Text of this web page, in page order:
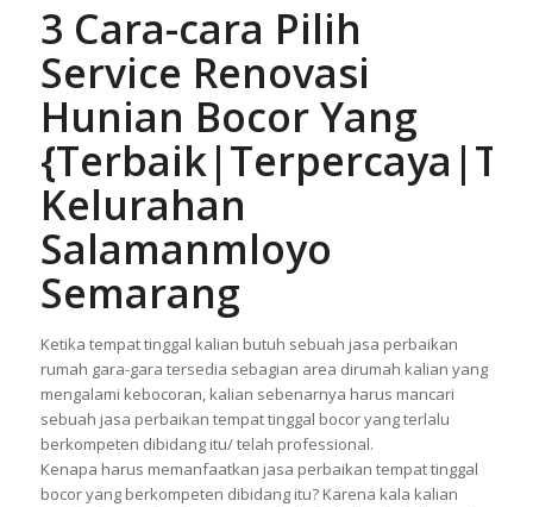
3 Cara-cara Pilih
Service Renovasi
Hunian Bocor Yang
Kelurahan
Salamanmloyo
Semarang
Ketika tempat tinggal kalian butuh sebuah jasa perbaikan
rumah gara-gara tersedia sebagian area dirumah kalian yang
mengalami kebocoran, kalian sebenarnya harus mancari
sebuah jasa perbaikan tempat tinggal bocor yang terlalu
berkompeten dibidang itu/ telah professional.
Kenapa harus memanfaatkan jasa perbaikan tempat tinggal
bocor yang berkompeten dibidang itu? Karena kala kalian